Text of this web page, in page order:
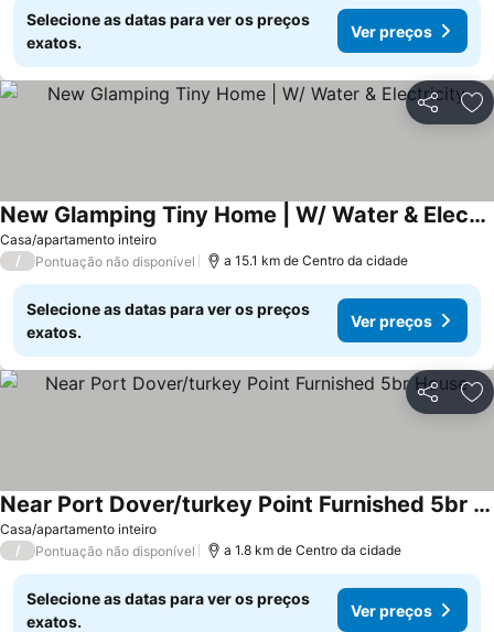
Selecione as datas para ver os preços
exatos.
Ver preços
Partilhar
Casa/apartamento inteiro
New Glamping Tiny Home | W/ Water & Electricity
Ver preços
/ Pontuação não disponível a 15.1 km de Centro da cidade
Selecione as datas para ver os preços
exatos.
Ver preços
Partilhar
Casa/apartamento inteiro
Near Port Dover/turkey Point Furnished 5br House
Ver preços
/ Pontuação não disponível a 1.8 km de Centro da cidade
Selecione as datas para ver os preços
exatos.
Ver preços